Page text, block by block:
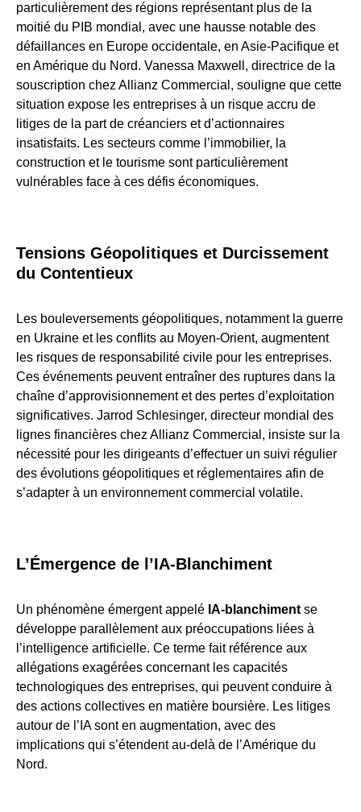
particulièrement des régions représentant plus de la
moitié du PIB mondial, avec une hausse notable des
défaillances en Europe occidentale, en Asie-Pacifique et
en Amérique du Nord. Vanessa Maxwell, directrice de la
souscription chez Allianz Commercial, souligne que cette
situation expose les entreprises à un risque accru de
litiges de la part de créanciers et d’actionnaires
insatisfaits. Les secteurs comme l’immobilier, la
construction et le tourisme sont particulièrement
vulnérables face à ces défis économiques.
Tensions Géopolitiques et Durcissement
du Contentieux
Les bouleversements géopolitiques, notamment la guerre
en Ukraine et les conflits au Moyen-Orient, augmentent
les risques de responsabilité civile pour les entreprises.
Ces événements peuvent entraîner des ruptures dans la
chaîne d’approvisionnement et des pertes d’exploitation
significatives. Jarrod Schlesinger, directeur mondial des
lignes financières chez Allianz Commercial, insiste sur la
nécessité pour les dirigeants d’effectuer un suivi régulier
des évolutions géopolitiques et réglementaires afin de
s’adapter à un environnement commercial volatile.
L’Émergence de l’IA-Blanchiment
Un phénomène émergent appelé IA-blanchimentse
développe parallèlement aux préoccupations liées à
l’intelligence artificielle. Ce terme fait référence aux
allégations exagérées concernant les capacités
technologiques des entreprises, qui peuvent conduire à
des actions collectives en matière boursière. Les litiges
autour de l’IA sont en augmentation, avec des
implications qui s’étendent au-delà de l’Amérique du
Nord.